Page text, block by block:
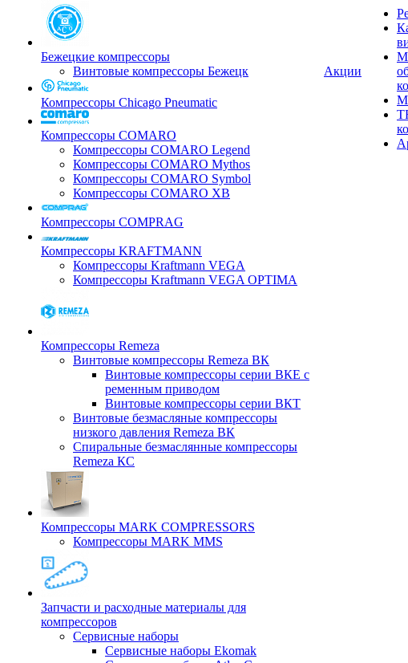
Бежецкие компрессоры
Винтовые компрессоры Бежецк
Компрессоры Chicago Pneumatic
Компрессоры COMARO
Компрессоры COMARO Legend
Компрессоры COMARO Mythos
Компрессоры COMARO Symbol
Компрессоры COMARO XB
Компрессоры COMPRAG
Компрессоры KRAFTMANN
Компрессоры Kraftmann VEGA
Компрессоры Kraftmann VEGA OPTIMA
Компрессоры Remeza
Винтовые компрессоры Remeza ВК
Винтовые компрессоры серии ВКЕ с
ременным приводом
Винтовые компрессоры серии ВКТ
Винтовые безмасляные компрессоры
низкого давления Remeza ВК
Спиральные безмаслянные компрессоры
Remeza КС
Компрессоры MARK COMPRESSORS
Компрессоры MARK MMS
Запчасти и расходные материалы для
компрессоров
Cервисные наборы
Сервисные наборы Ekomak
Акции